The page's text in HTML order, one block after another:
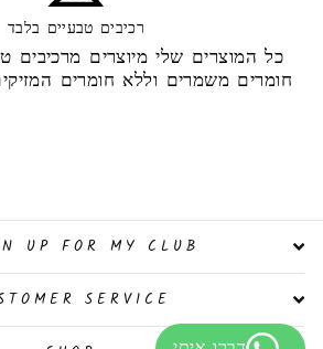
רכיבים טבעיים בלבד
כל המוצרים שלי מיוצרים מרכיבים
חומרים משמרים וללא חומרים
UP FOR MY CLUB 👇
SERVICE